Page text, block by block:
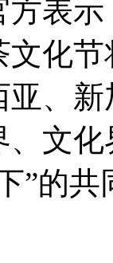
示
化
、
文
”的